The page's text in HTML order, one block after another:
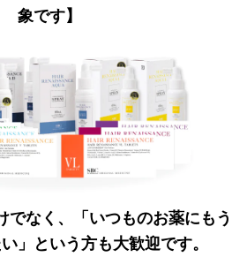
象です】
でなく、「いつものお薬にもう
」という方も大歓迎です。